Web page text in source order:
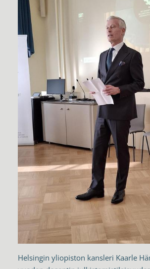
Helsingin yliopiston kansleri Kaarle